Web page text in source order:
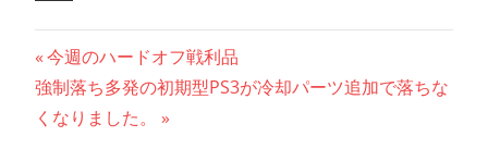
投
稿
前
の
記
今週のハードオフ戦利品
次
の
強制落ち多発の初期型PS3が冷却パーツ追加で落ちな
くなりました。